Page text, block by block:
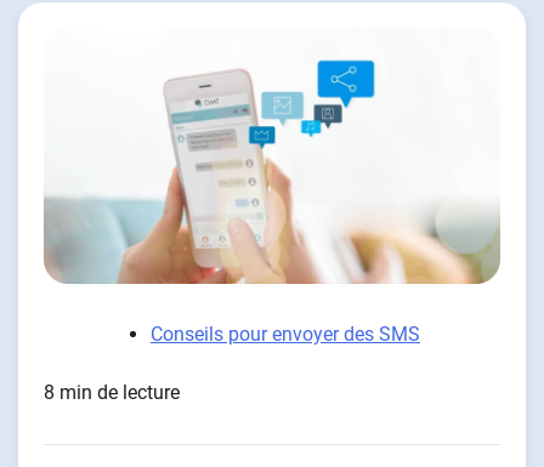
Conseils pour envoyer des SMS
8 min de lecture